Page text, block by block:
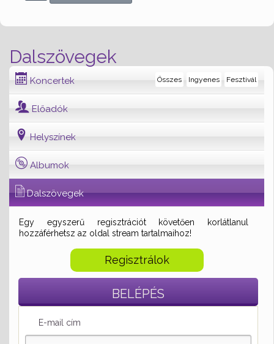
Dalszövegek
Koncertek Fesztivál
Ingyenes
Összes
Előadók
Helyszínek
Albumok
Dalszövegek
Egy egyszerű regisztrációt követően korlátlanul
hozzáférhetsz az oldal stream tartalmaihoz!
Regisztrálok
BELÉPÉS
E-mail cím